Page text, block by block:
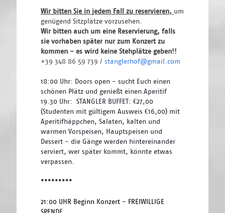
Wir bitten Sie in jedem Fall zu reservieren, um
genügend Sitzplätze vorzusehen.
Wir bitten auch um eine Reservierung, falls
sie vorhaben später nur zum Konzert zu
+39 348 86 59 739 / stanglerhof@gmail.com
18:00 Uhr: Doors open - sucht Euch einen
schönen Plätz und genießt einen Aperitif
19.30 Uhr:  STANGLER BUFFET: €27,00
(Studenten mit gültigem Ausweis €16,00) mit
Aperitifhäppchen, Salaten, kalten und
warmen Vorspeisen, Hauptspeisen und
Dessert - die Gänge werden hintereinander
serviert, wer später kommt, könnte etwas
verpassen.
*********
21:00 UHR Beginn Konzert - FREIWILLIGE
SPENDE